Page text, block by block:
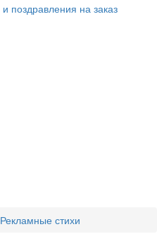
Рекламные стихи